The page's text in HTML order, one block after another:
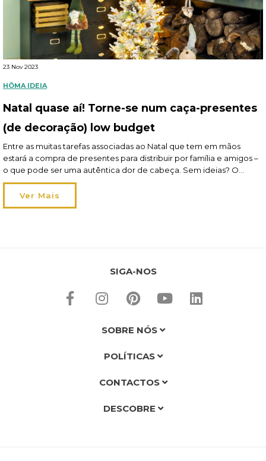
23 Nov 2023
HÔMA IDEIA
Natal quase aí! Torne-se num caça-presentes
(de decoração) low budget
Entre as muitas tarefas associadas ao Natal que tem em mãos
estará a compra de presentes para distribuir por família e amigos –
o que pode ser uma autêntica dor de cabeça. Sem ideias? O
dinheiro não abunda? De facto, os tempos não estão para grandes
gastos, como tal, ajudamo-lo a transformar-se num verdadeiro
caça-presentes […]
Ver Mais
SIGA-NOS
SOBRE NÓS
POLÍTICAS
CONTACTOS
DESCOBRE